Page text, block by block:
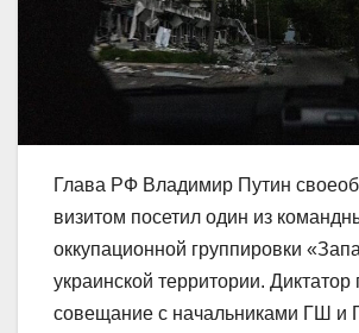
Глава РФ Владимир Путин
визитом посетил один из
оккупационной группировки
украинской территории. Диктатор
совещание с начальниками ГШ и